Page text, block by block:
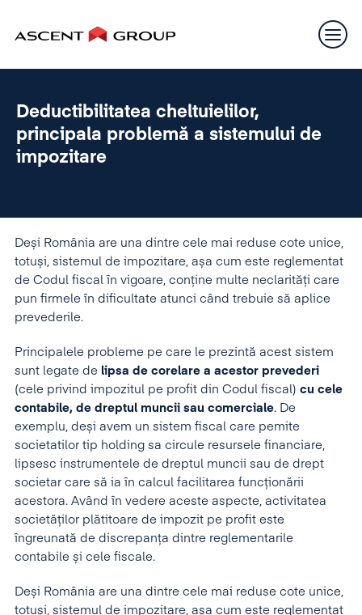
Deductibilitatea cheltuielilor,
principala problemă a sistemului de
impozitare
Deși România are una dintre cele mai reduse cote unice,
totuși, sistemul de impozitare, așa cum este reglementat
de Codul fiscal în vigoare, conține multe neclarități care
pun firmele în dificultate atunci când trebuie să aplice
prevederile.
Principalele probleme pe care le prezintă acest sistem
sunt legate de lipsa de corelare a acestor prevederi
(cele privind impozitul pe profit din Codul fiscal) cu cele
contabile, de dreptul muncii sau comerciale. De
exemplu, deși avem un sistem fiscal care pemite
societatilor tip holding sa circule resursele financiare,
lipsesc instrumentele de dreptul muncii sau de drept
societar care să ia în calcul facilitarea funcționării
acestora. Având în vedere aceste aspecte, activitatea
societăților plătitoare de impozit pe profit este
îngreunată de discrepanța dintre reglementarile
contabile și cele fiscale.
Deși România are una dintre cele mai reduse cote unice,
totuși, sistemul de impozitare, așa cum este reglementat